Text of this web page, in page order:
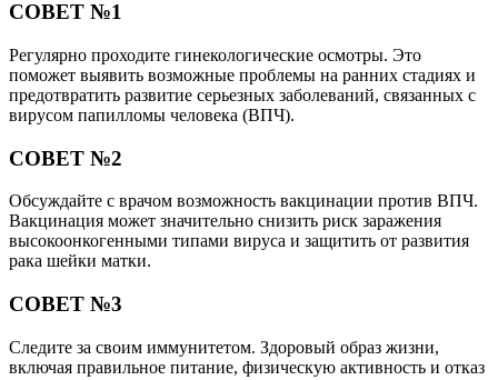
СОВЕТ №1
Регулярно проходите гинекологические осмотры. Это
поможет выявить возможные проблемы на ранних стадиях и
предотвратить развитие серьезных заболеваний, связанных с
вирусом папилломы человека (ВПЧ).
СОВЕТ №2
Обсуждайте с врачом возможность вакцинации против ВПЧ.
Вакцинация может значительно снизить риск заражения
высокоонкогенными типами вируса и защитить от развития
рака шейки матки.
СОВЕТ №3
Следите за своим иммунитетом. Здоровый образ жизни,
включая правильное питание, физическую активность и отказ